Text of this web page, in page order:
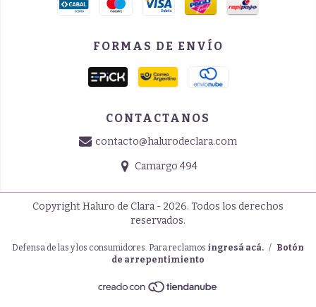
FORMAS DE ENVÍO
CONTACTANOS
contacto@halurodeclara.com
Camargo 494
Copyright Haluro de Clara - 2026. Todos los derechos
reservados.
Defensa de las y los consumidores. Para reclamos ingresá acá. / Botón
de arrepentimiento